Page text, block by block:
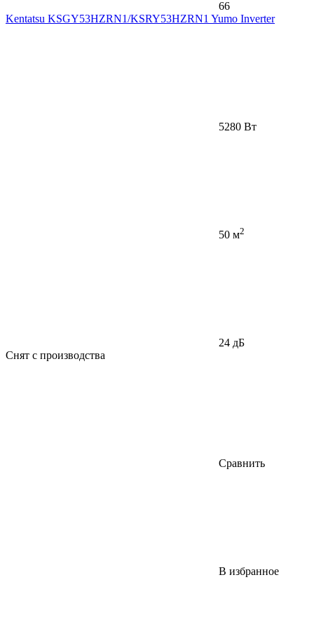
66
Kentatsu KSGY53HZRN1/KSRY53HZRN1 Yumo Inverter
5280 Вт
50 м2
24 дБ
Снят с производства
Сравнить
В избранное